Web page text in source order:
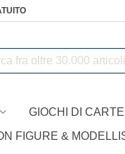
GIOCHI DI CARTE
FIGURE &